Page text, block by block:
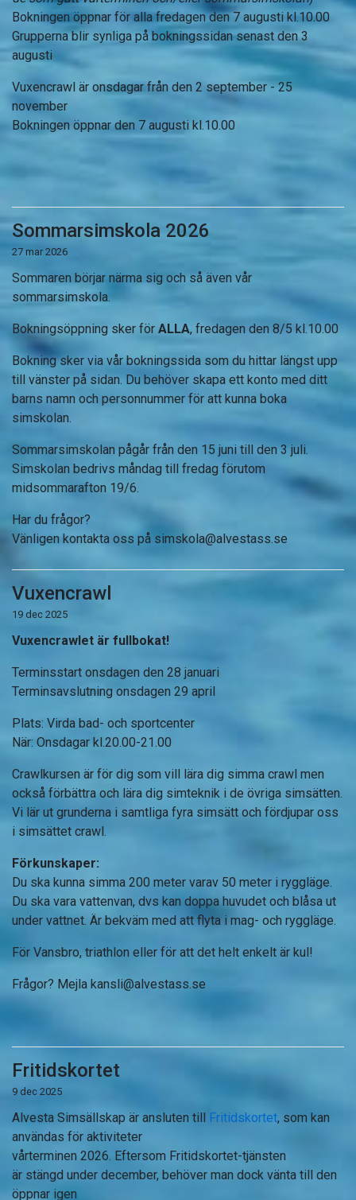
Bokningen öppnar för alla fredagen den 7 augusti kl.10.00
Grupperna blir synliga på bokningssidan senast den 3
augusti
Vuxencrawl är onsdagar från den 2 september - 25
november
Bokningen öppnar den 7 augusti kl.10.00
Sommarsimskola 2026
27 mar 2026
Sommaren börjar närma sig och så även vår
sommarsimskola.
Bokningsöppning sker för ALLA, fredagen den 8/5 kl.10.00
Bokning sker via vår bokningssida som du hittar längst upp
till vänster på sidan. Du behöver skapa ett konto med ditt
barns namn och personnummer för att kunna boka
simskolan.
Sommarsimskolan pågår från den 15 juni till den 3 juli.
Simskolan bedrivs måndag till fredag förutom
midsommarafton 19/6.
Har du frågor?
Vänligen kontakta oss på simskola@alvestass.se
Vuxencrawl
19 dec 2025
Vuxencrawlet är fullbokat!
Terminsstart onsdagen den 28 januari
Terminsavslutning onsdagen 29 april
Plats: Virda bad- och sportcenter
När: Onsdagar kl.20.00-21.00
Crawlkursen är för dig som vill lära dig simma crawl men
också förbättra och lära dig simteknik i de övriga simsätten.
Vi lär ut grunderna i samtliga fyra simsätt och fördjupar oss
i simsättet crawl.
Förkunskaper:
Du ska kunna simma 200 meter varav 50 meter i ryggläge.
Du ska vara vattenvan, dvs kan doppa huvudet och blåsa ut
under vattnet. Är bekväm med att flyta i mag- och ryggläge.
För Vansbro, triathlon eller för att det helt enkelt är kul!
Frågor? Mejla kansli@alvestass.se
Fritidskortet
9 dec 2025
Alvesta Simsällskap är ansluten till Fritidskortet, som kan
användas för aktiviteter
vårterminen 2026. Eftersom Fritidskortet-tjänsten
är stängd under december, behöver man dock vänta till den
öppnar igen